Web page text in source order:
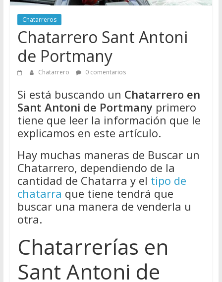
de
Chatarreros
para
vender
Chatarra
Chatarreros
Chatarrero Sant Antoni
de Portmany
Chatarrero 0 comentarios
Si está buscando un Chatarrero en
Sant Antoni de Portmanyprimero
tiene que leer la información que le
explicamos en este artículo.
Hay muchas maneras de Buscar un
Chatarrero, dependiendo de la
cantidad de Chatarra y el tipo de
chatarra que tiene tendrá que
buscar una manera de venderla u
otra.
Chatarrerías en
Sant Antoni de